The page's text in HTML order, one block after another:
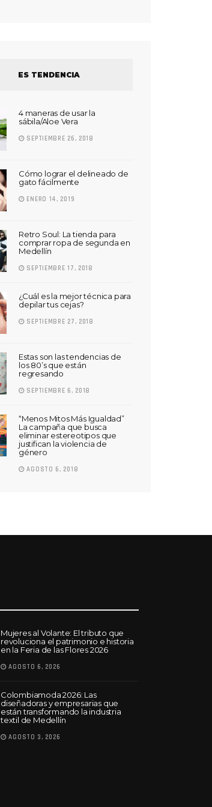
ES TENDENCIA
4 maneras de usar la
sábila/Aloe Vera
SEPTIEMBRE 26, 2018
Cómo lograr el delineado de
gato fácilmente
ENERO 14, 2019
Retro Soul: La tienda para
comprar ropa de segunda en
Medellín
SEPTIEMBRE 17, 2018
¿Cuál es la mejor técnica para
depilar tus cejas?
SEPTIEMBRE 27, 2018
Estas son las tendencias de
los 80’s que están
regresando
SEPTIEMBRE 6, 2018
“Menos Mitos Más Igualdad”
La campaña que busca
eliminar estereotipos que
justifican la violencia de
género
AGOSTO 6, 2018
Mujeres al Volante: El tributo que
revoluciona el patrimonio e historia
en la Feria de las Flores 2026
AGOSTO 6, 2026
Colombiamoda 2026: Las
diseñadoras y empresarias que
están transformando la industria
textil de Medellín
AGOSTO 3, 2026